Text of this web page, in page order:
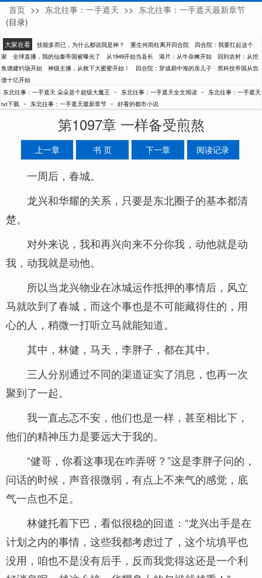
朵朵是个超级大魔王
首页 >> 东北往事：一手遮天 >> 东北往事：一手遮天最新章节
(目录)
大家在看 技能多而已，为什么都说我是神？ 重生何雨柱离开四合院
四合院：我要扛起这个
家
全球直播，我的仙秦帝国被曝光了 从1949开始当县长 港片：从牛杂摊开始
回到农村：从挖
鱼塘建钓场开始
神级主播，从救下大蜜蜜开始！ 四合院：穿成易中海的亲儿子
黑科技帝国从负
债十亿开始
东北往事：一手遮天 朵朵是个超级大魔王 - 东北往事：一手遮天全文阅读 - 东北往事：一手遮天
txt下载 - 东北往事：一手遮天最新章节 - 好看的都市小说
第1097章 一样备受煎熬
上一章 书 页 下一章 阅读记录
一周后，春城。
龙兴和华耀的关系，只要是东北圈子的基本都清
楚。
对外来说，我和再兴向来不分你我，动他就是动
我，动我就是动他。
所以当龙兴物业在冰城运作抵押的事情后，风立
马就吹到了春城，而这个事也是不可能藏得住的，用
心的人，稍微一打听立马就能知道。
其中，林健，马天，李胖子，都在其中。
三人分别通过不同的渠道证实了消息，也再一次
聚到了一起。
我一直忐忑不安，他们也是一样，甚至相比下，
他们的精神压力是要远大于我的。
“健哥，你看这事现在咋弄呀？”这是李胖子问的，
问话的时候，声音很微弱，有点上不来气的感觉，底
气一点也不足。
林健托着下巴，看似很稳的回道：“龙兴出手是在
计划之内的事情，这些我都考虑过了，这个坑填平也
没用，咱也不是没有后手，反而我觉得这还是一个利